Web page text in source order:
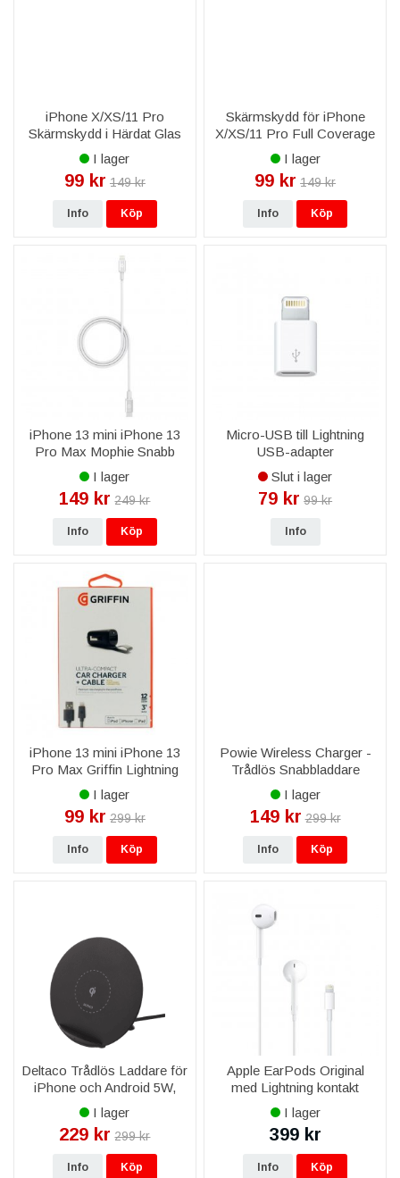
iPhone X/XS/11 Pro
Skärmskydd i Härdat Glas
I lager
99 kr 149 kr
Info Köp
Skärmskydd för iPhone
X/XS/11 Pro Full Coverage
5D - Svart
I lager
99 kr 149 kr
Info Köp
iPhone 13 mini iPhone 13
Pro Max Mophie Snabb
USB-C till Lightning 1m
Laddningskabel - Vit
I lager
149 kr 249 kr
Info Köp
Micro-USB till Lightning
USB-adapter
Slut i lager
79 kr 99 kr
Info
iPhone 13 mini iPhone 13
Pro Max Griffin Lightning
Billaddare 12W
Ultrakompakt
I lager
99 kr 299 kr
Info Köp
Powie Wireless Charger -
Trådlös Snabbladdare
I lager
149 kr 299 kr
Info Köp
Deltaco Trådlös Laddare för
iPhone och Android 5W,
Svart
I lager
229 kr 299 kr
Info Köp
Apple EarPods Original
med Lightning kontakt
MMTN2ZM/A
I lager
399 kr
Info Köp